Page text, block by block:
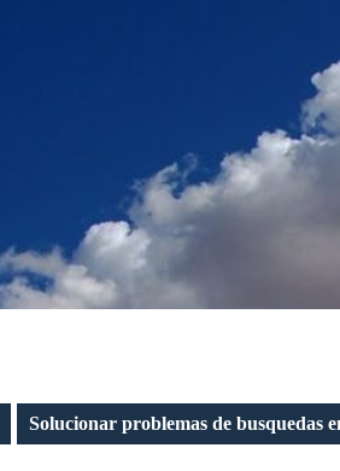
Solucionar problemas de busquedas